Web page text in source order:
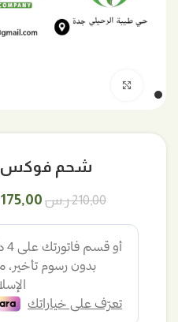
شحم فوكس 8 كيلو اسود
210,00ر.س السعر
210,00 ر.س.
175,00